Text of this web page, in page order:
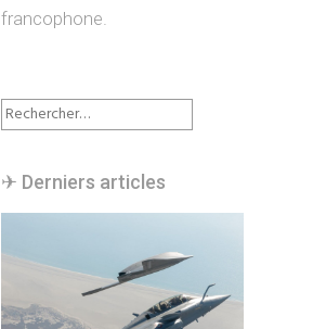
francophone.
Rechercher :
✈︎ Derniers articles